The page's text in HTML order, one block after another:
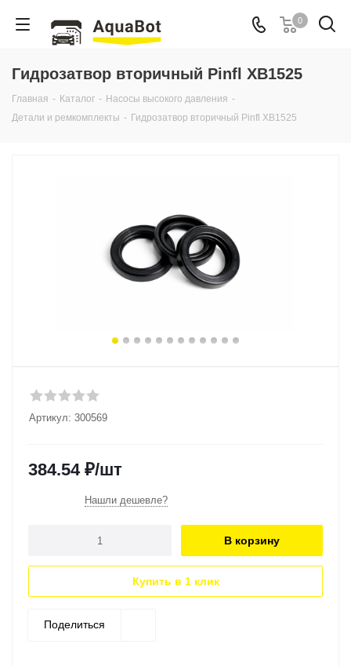
0
Гидрозатвор вторичный Pinfl XB1525
Главная - Каталог - Насосы высокого давления -
Детали и ремкомплекты - Гидрозатвор вторичный Pinfl XB1525
Артикул: 300569
384.54₽/шт
Нашли дешевле?
В корзину
Купить в 1 клик
Поделиться